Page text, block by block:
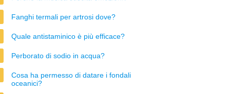
Fanghi termali per artrosi dove?
Quale antistaminico è più efficace?
Perborato di sodio in acqua?
Cosa ha permesso di datare i fondali
oceanici?